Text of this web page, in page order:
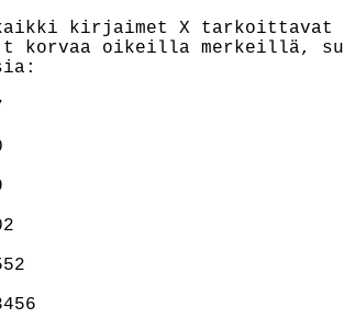
kirjaimet X tarkoittavat
korvaa oikeilla merkeillä,